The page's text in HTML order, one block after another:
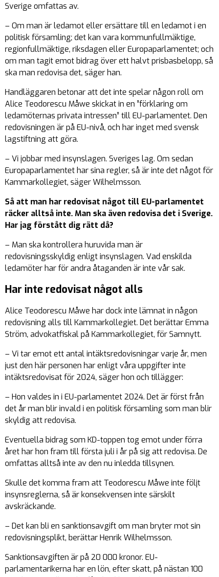
Sverige omfattas av.
– Om man är ledamot eller ersättare till en ledamot i en
politisk församling; det kan vara kommunfullmäktige,
regionfullmäktige, riksdagen eller Europaparlamentet; och
om man tagit emot bidrag över ett halvt prisbasbelopp, så
ska man redovisa det, säger han.
Handläggaren betonar att det inte spelar någon roll om
Alice Teodorescu Måwe skickat in en ”förklaring om
ledamöternas privata intressen” till EU-parlamentet. Den
redovisningen är på EU-nivå, och har inget med svensk
lagstiftning att göra.
– Vi jobbar med insynslagen. Sveriges lag. Om sedan
Europaparlamentet har sina regler, så är inte det något för
Kammarkollegiet, säger Wilhelmsson.
Så att man har redovisat något till EU-parlamentet
räcker alltså inte. Man ska även redovisa det i Sverige.
Har jag förstått dig rätt då?
– Man ska kontrollera huruvida man är
redovisningsskyldig enligt insynslagen. Vad enskilda
ledamöter har för andra åtaganden är inte vår sak.
Har inte redovisat något alls
Alice Teodorescu Måwe har dock inte lämnat in någon
redovisning alls till Kammarkollegiet. Det berättar Emma
Ström, advokatfiskal på Kammarkollegiet, för Samnytt.
– Vi tar emot ett antal intäktsredovisningar varje år, men
just den här personen har enligt våra uppgifter inte
intäktsredovisat för 2024, säger hon och tillägger:
– Hon valdes in i EU-parlamentet 2024. Det är först från
det år man blir invald i en politisk församling som man blir
skyldig att redovisa.
Eventuella bidrag som KD-toppen tog emot under förra
året har hon fram till första juli i år på sig att redovisa. De
omfattas alltså inte av den nu inledda tillsynen.
Skulle det komma fram att Teodorescu Måwe inte följt
insynsreglerna, så är konsekvensen inte särskilt
avskräckande.
– Det kan bli en sanktionsavgift om man bryter mot sin
redovisningsplikt, berättar Henrik Wilhelmsson.
Sanktionsavgiften är på 20 000 kronor. EU-
parlamentarikerna har en lön, efter skatt, på nästan 100